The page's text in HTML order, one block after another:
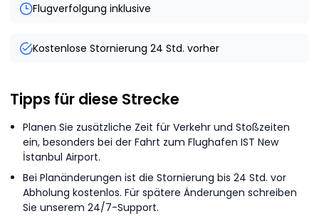
Flugverfolgung inklusive
Kostenlose Stornierung 24 Std. vorher
Tipps für diese Strecke
Planen Sie zusätzliche Zeit für Verkehr und Stoßzeiten
ein, besonders bei der Fahrt zum Flughafen IST New
İstanbul Airport.
Bei Planänderungen ist die Stornierung bis 24 Std. vor
Abholung kostenlos. Für spätere Änderungen schreiben
Sie unserem 24/7-Support.